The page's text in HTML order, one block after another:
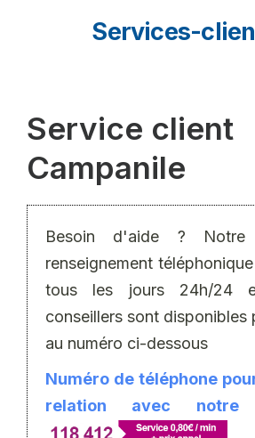
Services-
Service client
Campanile
Besoin d'aide ?
renseignement
tous les jours 24h/24
conseillers sont disponibles
au numéro ci-dessous
Numéro de téléphone
relation avec